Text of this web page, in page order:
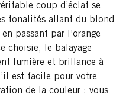
coup d’éclat se
tonalités allant du blond
passant par l’orange
choisie, le balayage
lumière et brillance à
est facile pour votre
de la couleur : vous